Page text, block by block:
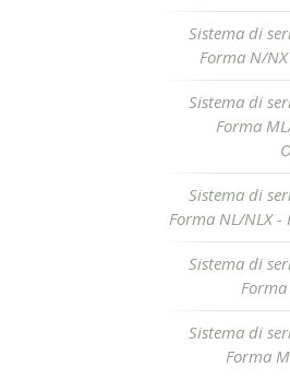
Sistema di
Forma N/NX
Sistema di
Forma
Sistema di
Forma NL/NLX -
Sistema di
Sistema di
Forma